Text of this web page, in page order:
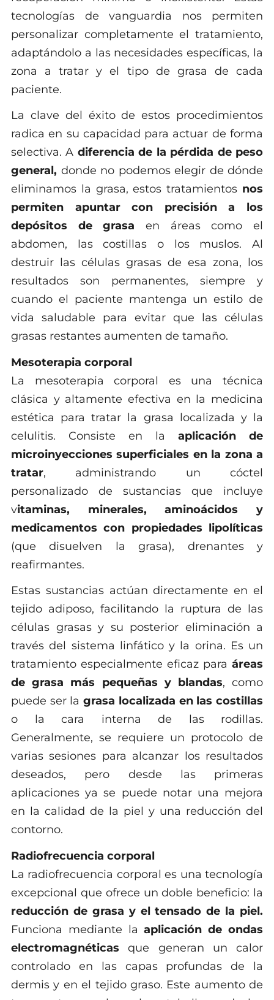
tecnologías de vanguardia nos permiten
personalizar completamente el tratamiento,
adaptándolo a las necesidades específicas, la
zona a tratar y el tipo de grasa de cada
paciente.
La clave del éxito de estos procedimientos
radica en su capacidad para actuar de forma
selectiva. A diferencia de la pérdida de peso
general, donde no podemos elegir de dónde
eliminamos la grasa, estos tratamientos nos
permiten apuntar con precisión a los
depósitos de grasa en áreas como el
abdomen, las costillas o los muslos. Al
destruir las células grasas de esa zona, los
resultados son permanentes, siempre y
cuando el paciente mantenga un estilo de
vida saludable para evitar que las células
grasas restantes aumenten de tamaño.
Mesoterapia corporal
La mesoterapia corporal es una técnica
clásica y altamente efectiva en la medicina
estética para tratar la grasa localizada y la
celulitis. Consiste en la aplicación de
microinyecciones superficiales en la zona a
tratar, administrando un cóctel
personalizado de sustancias que incluye
vitaminas, minerales, aminoácidos y
medicamentos con propiedades lipolíticas
(que disuelven la grasa), drenantes y
reafirmantes.
Estas sustancias actúan directamente en el
tejido adiposo, facilitando la ruptura de las
células grasas y su posterior eliminación a
través del sistema linfático y la orina. Es un
tratamiento especialmente eficaz para áreas
de grasa más pequeñas y blandas, como
puede ser lagrasa localizada en las costillas
o la cara interna de las rodillas.
Generalmente, se requiere un protocolo de
varias sesiones para alcanzar los resultados
deseados, pero desde las primeras
aplicaciones ya se puede notar una mejora
en la calidad de la piel y una reducción del
contorno.
Radiofrecuencia corporal
La radiofrecuencia corporal es una tecnología
excepcional que ofrece un doble beneficio: la
reducción de grasa y el tensado de la piel.
Funciona mediante laaplicación de ondas
electromagnéticas que generan un calor
controlado en las capas profundas de la
dermis y en el tejido graso. Este aumento de